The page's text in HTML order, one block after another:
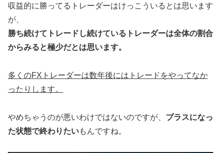
収益的に勝ってるトレーダーはけっこういるとは思います
が、
勝ち続けてトレードし続けているトレーダーは全体の割合
からみると極少だとは思います。
多くのFXトレーダーは数年後にはトレードをやってなか
ったりします。
やめちゃうのが悪いわけではないのですが、 プラスになっ
た状態で終わりたいもんですね。